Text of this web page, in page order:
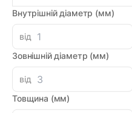
Внутрішній діаметр (мм)
від
Зовнішній діаметр (мм)
від
Товщина (мм)
1108.12 грн
Комплект